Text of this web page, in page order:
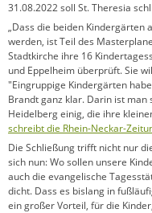
31.08.2022 soll St. Theresia
„Dass die beiden Kindergärten
werden, ist Teil des
Stadtkirche ihre 16
und Eppelheim überprüft. Sie
"Eingruppige Kindergärten
Brandt ganz klar. Darin ist
Heidelberg einig, die ihre
schreibt die Rhein-Neckar-
Die Schließung trifft nicht nur
sich nun: Wo sollen unsere
auch die evangelische
dicht. Dass es bislang in
ein großer Vorteil, für die